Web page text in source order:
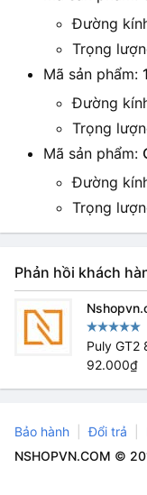
Đường
Trọng
Mã sản phẩm:
Đường
Trọng
Mã sản phẩm:
Đường
Trọng
Phản hồi khách
Puly
92.000₫
Bảo hành Đổi trả
NSHOPVN.COM ©